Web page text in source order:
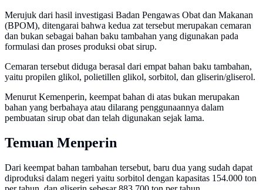
Merujuk dari hasil investigasi Badan Pengawas Obat dan Makanan
(BPOM), ditengarai bahwa kedua zat tersebut merupakan cemaran
dan bukan sebagai bahan baku tambahan yang digunakan pada
formulasi dan proses produksi obat sirup.
Cemaran tersebut diduga berasal dari empat bahan baku tambahan,
yaitu propilen glikol, polietillen glikol, sorbitol, dan gliserin/gliserol.
Menurut Kemenperin, keempat bahan di atas bukan merupakan
bahan yang berbahaya atau dilarang penggunaannya dalam
pembuatan sirup obat dan telah digunakan sejak lama.
Temuan Menperin
Dari keempat bahan tambahan tersebut, baru dua yang sudah dapat
diproduksi dalam negeri yaitu sorbitol dengan kapasitas 154.000 ton